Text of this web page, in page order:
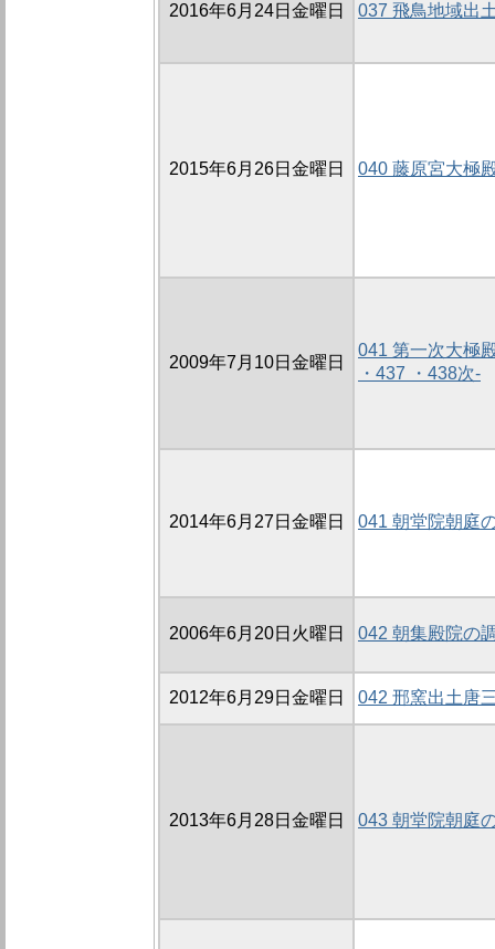
2016年6月24日金曜日 037 飛鳥地域出
2015年6月26日金曜日 040 藤原宮大極
2009年7月10日金曜日
041 第一次大極
・437 ・438次-
2014年6月27日金曜日 041 朝堂院朝庭
2006年6月20日火曜日 042 朝集殿院の
2012年6月29日金曜日 042 邢窯出土唐
2013年6月28日金曜日 043 朝堂院朝庭